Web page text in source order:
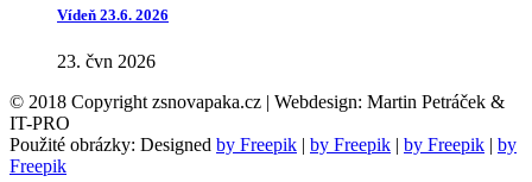
Vídeň 23.6. 2026
23. čvn 2026
© 2018 Copyright zsnovapaka.cz | Webdesign: Martin Petráček &
IT-PRO
Použité obrázky: Designed by Freepik | by Freepik | by Freepik | by
Freepik